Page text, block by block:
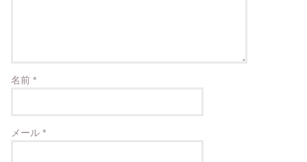
名前*
メール*